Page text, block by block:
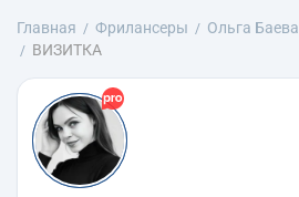
Главная Фрилансеры Ольга Баева
ВИЗИТКА